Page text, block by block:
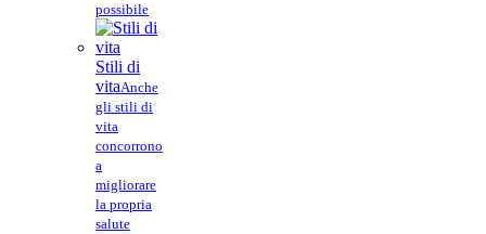
possibile
Stili di
vitaAnche
gli stili di
vita
concorrono
a
migliorare
la propria
salute